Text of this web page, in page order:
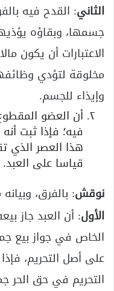
الثاني: القدح فيه
جسمها، وبقاؤه
الاعتبارات أن يكون
مخلوقة لتؤدي
وإيذاء للجسم.
أن العضو
فيه؛ فإذا ثبت
هذا العصر الذي
قياسا على العبد.
نوقش: بالفرق،
الأول: أن العبد جاز
الخاص في جواز بيع
على أصل التحريم،
التحريم في حق الحر